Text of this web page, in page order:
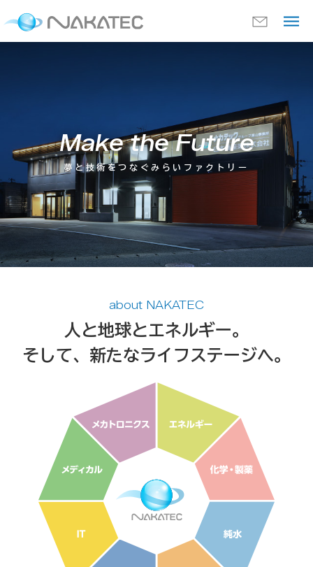
Make the Future
夢と技術をつなぐ みらいファクトリー
about NAKATEC
人と地球とエネルギー。
そして、新たなライフステージへ。